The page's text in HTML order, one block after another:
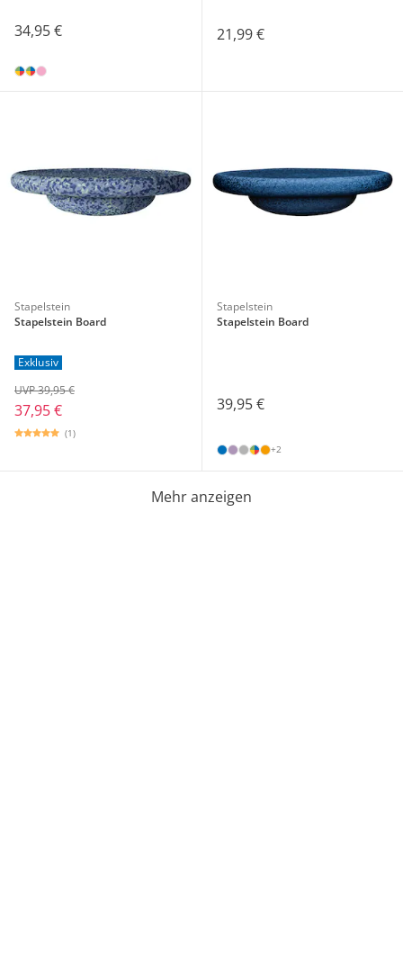
34,95 € 21,99 €
Stapelstein
Stapelstein Board
Exklusiv
37,95 €
UVP 39,95 €
(1)
Stapelstein
Stapelstein Board
39,95 €
+2
Mehr anzeigen